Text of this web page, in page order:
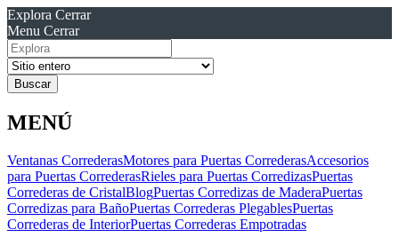
Explora Cerrar
Menu Cerrar
Resultados
para
MENÚ
Ventanas CorrederasMotores para Puertas CorrederasAccesorios
para Puertas CorrederasRieles para Puertas CorredizasPuertas
Correderas de CristalBlogPuertas Corredizas de MaderaPuertas
Corredizas para BañoPuertas Correderas PlegablesPuertas
Correderas de InteriorPuertas Correderas Empotradas